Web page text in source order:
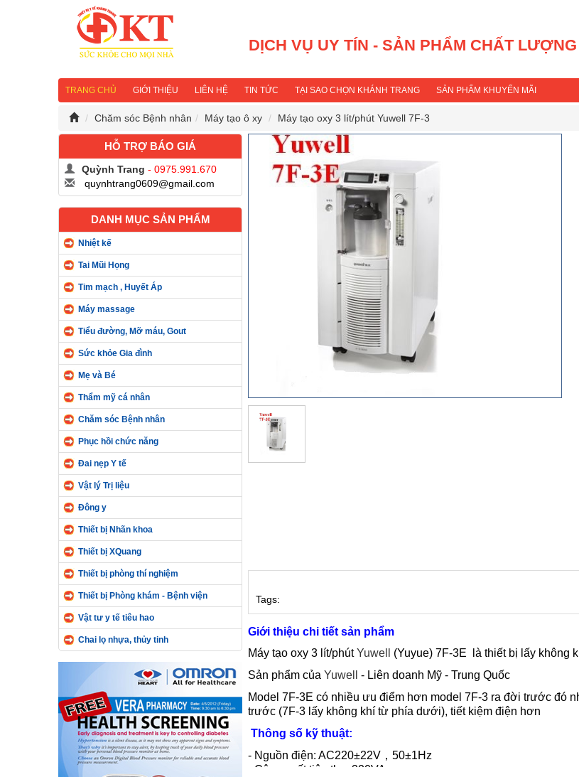
DỊCH VỤ UY TÍN - SẢN PHẨM CHẤT
TRANG CHỦ GIỚI THIỆU LIÊN HỆ TIN TỨC TẠI SAO CHỌN KHÁNH TRANG SẢN PHẨM KHUYẾN MÃI
Chăm sóc Bệnh nhân Máy tạo ô xy Máy tạo oxy 3 lít/phút Yuwell 7F-3
HỖ TRỢ BÁO GIÁ
Quỳnh Trang - 0975.991.670
quynhtrang0609@gmail.com
DANH MỤC SẢN PHẨM
Nhiệt kế
Tai Mũi Họng
Tim mạch , Huyết Áp
Máy massage
Tiểu đường, Mỡ máu, Gout
Sức khỏe Gia đình
Mẹ và Bé
Thẩm mỹ cá nhân
Chăm sóc Bệnh nhân
Phục hồi chức năng
Đai nẹp Y tế
Vật lý Trị liệu
Đông y
Thiết bị Nhãn khoa
Thiết bị XQuang
Thiết bị phòng thí nghiệm
Thiết bị Phòng khám - Bệnh viện
Vật tư y tế tiêu hao
Chai lọ nhựa, thủy tinh
Tags:
Giới thiệu chi tiết sản phẩm
Máy tạo oxy 3 lít/phútYuwell
(Yuyue) 7F-3E là thiết bị lấy không
Sản phẩm của Yuwell - Liên doanh Mỹ - Trung Quốc
Model 7F-3E có nhiều ưu điểm hơn model 7F-3 ra đời trước đó
trước (7F-3 lấy không khí từ phía dưới), tiết kiệm điện hơn
Thông số kỹ thuật:
- Nguồn điện: AC220±22V ，50±1Hz
- Công suất tiêu thụ
: 320VA